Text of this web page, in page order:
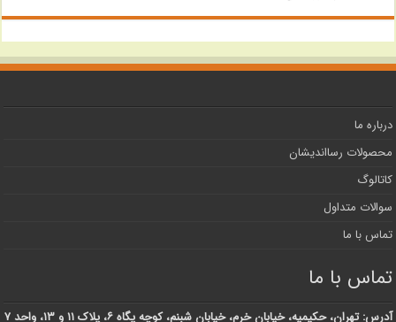
درباره ما
محصولات رسااندیشان
کاتالوگ
سوالات متداول
تماس با ما
تماس با ما
آدرس: تهران، حکیمیه، خیابان خرم، خیابان شبنم، کوچه پگاه ۶، پلاک ۱۱ و ۱۳، واحد ۷